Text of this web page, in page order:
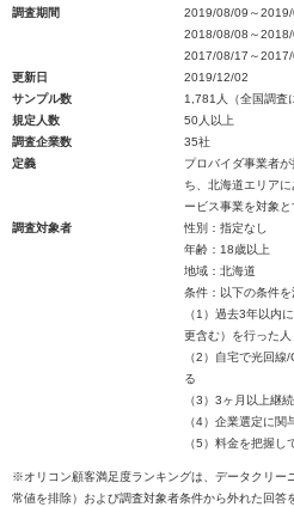
調査期間
2019/08/09～
2018/08/08～
2017/08/17～
更新日
2019/12/02
サンプル数
1,781人（全国調査
規定人数
50人以上
調査企業数
35社
定義
プロバイダ事業者
ち、北海道エリア
ービス事業を対象と
調査対象者
性別：指定なし
年齢：18歳以上
地域：北海道
条件：以下の条件を
（1）過去3年以内
更含む）を行った人
（2）自宅で光回
る
（3）3ヶ月以上継
（4）企業選定に関
（5）料金を把握し
※オリコン顧客満足度ランキングは、データクリー
常値を排除）および調査対象者条件から外れた回答